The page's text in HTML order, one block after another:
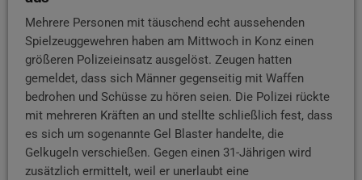
Mehrere Personen mit täuschend echt aussehenden
Spielzeuggewehren haben am Mittwoch in Konz einen
größeren Polizeieinsatz ausgelöst. Zeugen hatten
gemeldet, dass sich Männer gegenseitig mit Waffen
bedrohen und Schüsse zu hören seien. Die Polizei rückte
mit mehreren Kräften an und stellte schließlich fest, dass
es sich um sogenannte Gel Blaster handelte, die
Gelkugeln verschießen. Gegen einen 31-Jährigen wird
zusätzlich ermittelt, weil er unerlaubt eine